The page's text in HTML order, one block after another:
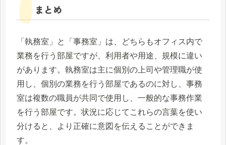
まとめ
「執務室」と「事務室」は、どちらもオフィス内で
業務を行う部屋ですが、利用者や用途、規模に違い
があります。執務室は主に個別の上司や管理職が使
用し、個別の業務を行う部屋であるのに対し、事務
室は複数の職員が共同で使用し、一般的な事務作業
を行う部屋です。状況に応じてこれらの言葉を使い
分けると、より正確に意図を伝えることができま
す。